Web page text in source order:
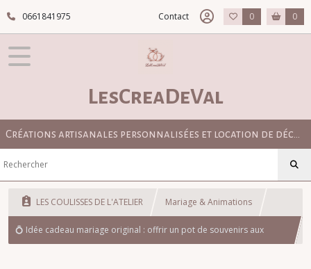
0661841975 Contact 0 0
LesCreaDeVal
LES COULISSES DE L'ATELIER Mariage & Animations
💍 Idée cadeau mariage original : offrir un pot de souvenirs aux